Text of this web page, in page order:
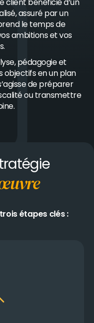
client bénéficie d’un
assuré par un
le temps de
ambitions et vos
pédagogie et
en un plan
de préparer
ou transmettre
trois étapes clés :